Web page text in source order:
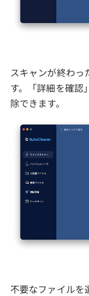
スキャンが終わっ
す。「詳細を確認
除できます。
不要なファイルを